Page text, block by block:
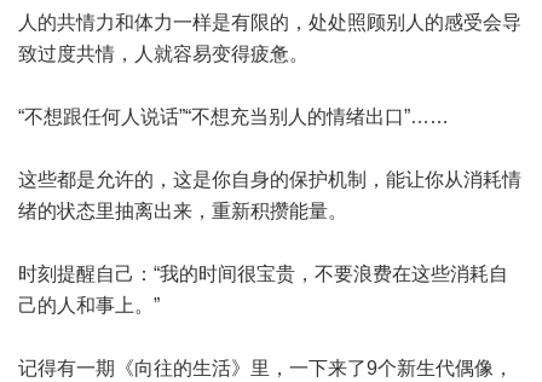
人的共情力和体力一样是有限的，处处照顾别人的感受会导
致过度共情，人就容易变得疲惫。
“不想跟任何人说话”“不想充当别人的情绪出口”……
这些都是允许的，这是你自身的保护机制，能让你从消耗情
绪的状态里抽离出来，重新积攒能量。
时刻提醒自己：“我的时间很宝贵，不要浪费在这些消耗自
己的人和事上。”
记得有一期《向往的生活》里，一下来了9个新生代偶像，